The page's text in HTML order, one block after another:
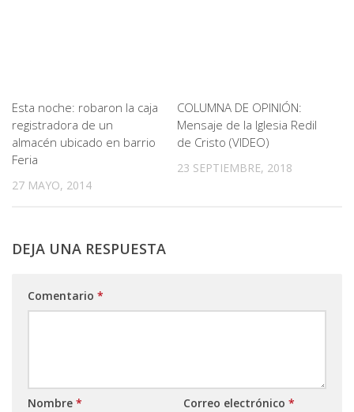
Esta noche: robaron la caja
registradora de un
almacén ubicado en barrio
Feria
27 MAYO, 2014
COLUMNA DE OPINIÓN:
Mensaje de la Iglesia Redil
de Cristo (VIDEO)
23 SEPTIEMBRE, 2018
DEJA UNA RESPUESTA
Comentario *
Nombre * Correo electrónico *